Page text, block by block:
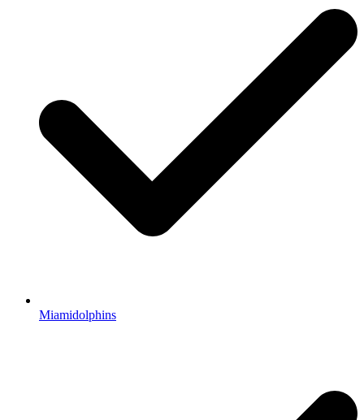
Miamidolphins